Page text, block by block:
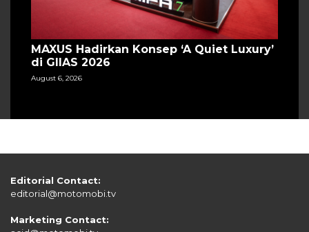
MAXUS Hadirkan Konsep ‘A Quiet Luxury’
di GIIAS 2026
August 6, 2026
Editorial Contact:
editorial@motomobi.tv
Marketing Contact: